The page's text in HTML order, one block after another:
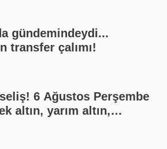
gündemindeydi...
transfer çalımı!
altın, yarım altın,